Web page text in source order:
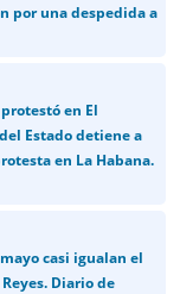
por una despedida a
en El
Estado detiene a
en La Habana.
casi igualan el
Diario de